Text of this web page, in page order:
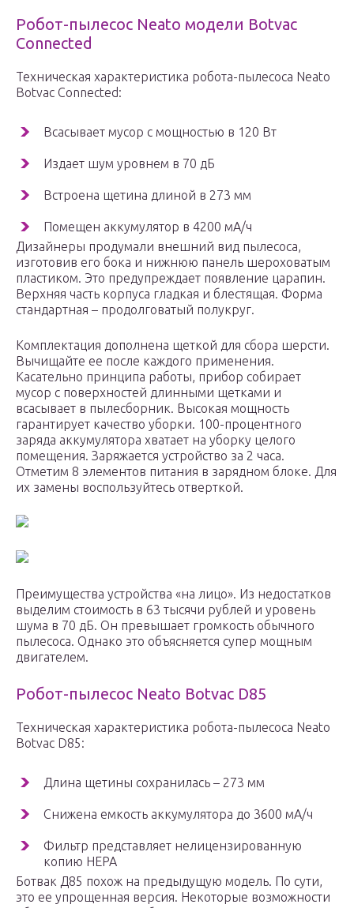
Робот-пылесос Neato модели Botvac
Connected
Техническая характеристика робота-пылесоса Neato
Botvac Connected:
Всасывает мусор с мощностью в 120 Вт
Издает шум уровнем в 70 дБ
Встроена щетина длиной в 273 мм
Помещен аккумулятор в 4200 мА/ч
Дизайнеры продумали внешний вид пылесоса,
изготовив его бока и нижнюю панель шероховатым
пластиком. Это предупреждает появление царапин.
Верхняя часть корпуса гладкая и блестящая. Форма
стандартная – продолговатый полукруг.
Комплектация дополнена щеткой для сбора шерсти.
Вычищайте ее после каждого применения.
Касательно принципа работы, прибор собирает
мусор с поверхностей длинными щетками и
всасывает в пылесборник. Высокая мощность
гарантирует качество уборки. 100-процентного
заряда аккумулятора хватает на уборку целого
помещения. Заряжается устройство за 2 часа.
Отметим 8 элементов питания в зарядном блоке. Для
их замены воспользуйтесь отверткой.
Преимущества устройства «на лицо». Из недостатков
выделим стоимость в 63 тысячи рублей и уровень
шума в 70 дБ. Он превышает громкость обычного
пылесоса. Однако это объясняется супер мощным
двигателем.
Робот-пылесос Neato Botvac D85
Техническая характеристика робота-пылесоса Neato
Botvac D85:
Длина щетины сохранилась – 273 мм
Снижена емкость аккумулятора до 3600 мА/ч
Фильтр представляет нелицензированную
копию НЕРА
Ботвак Д85 похож на предыдущую модель. По сути,
это ее упрощенная версия. Некоторые возможности